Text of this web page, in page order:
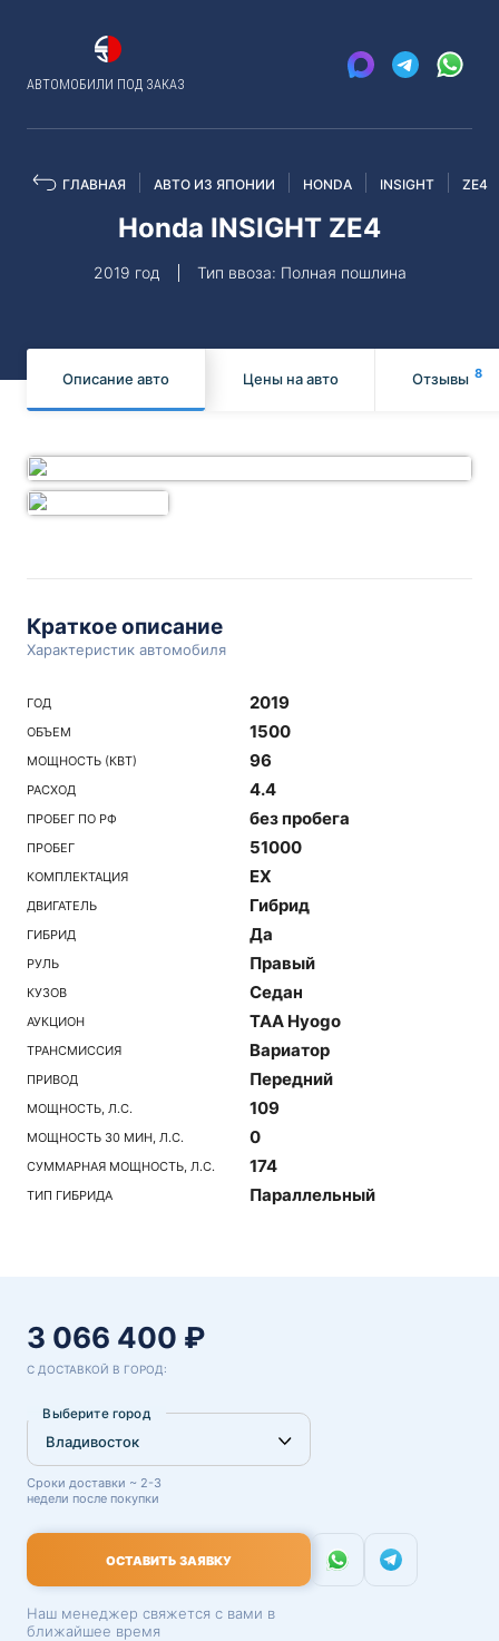
АВТОМОБИЛИ ПОД ЗАКАЗ
ГЛАВНАЯ АВТО ИЗ ЯПОНИИ HONDA INSIGHT ZE4
Honda INSIGHT ZE4
2019 год Тип ввоза: Полная пошлина
Описание авто Цены на авто Отзывы 8
Краткое описание
Характеристик автомобиля
ГОД 2019
ОБЪЕМ 1500
МОЩНОСТЬ (КВТ) 96
РАСХОД 4.4
ПРОБЕГ ПО РФ без пробега
ПРОБЕГ 51000
КОМПЛЕКТАЦИЯ EX
ДВИГАТЕЛЬ Гибрид
ГИБРИД Да
РУЛЬ Правый
КУЗОВ Седан
АУКЦИОН TAA Hyogo
ТРАНСМИССИЯ Вариатор
ПРИВОД Передний
МОЩНОСТЬ, Л.С. 109
МОЩНОСТЬ 30 МИН, Л.С. 0
СУММАРНАЯ МОЩНОСТЬ, Л.С. 174
ТИП ГИБРИДА Параллельный
3 066 400 ₽
С ДОСТАВКОЙ В ГОРОД:
Выберите город
Сроки доставки ~ 2-3
недели после покупки
ОСТАВИТЬ ЗАЯВКУ
Наш менеджер свяжется с вами в
ближайшее время